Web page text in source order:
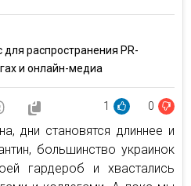
распространения PR-
и онлайн-медиа
1 0
дни становятся длиннее и
большинство украинок
гардероб и хвастались